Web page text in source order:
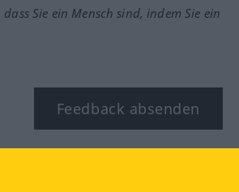
Sie ein Mensch sind, indem Sie ein
Feedback absenden